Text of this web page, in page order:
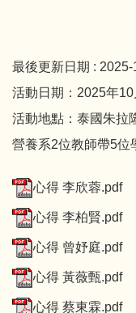
最後更新日期 : 2025-
活動日期：2025年
活動地點：泰國朱拉
營養系2位教師帶5位
心得 李欣蓉.pdf
心得 李柏賢.pdf
心得 曾妤庭.pdf
心得 黃薇甄.pdf
心得 蔡東霖.pdf